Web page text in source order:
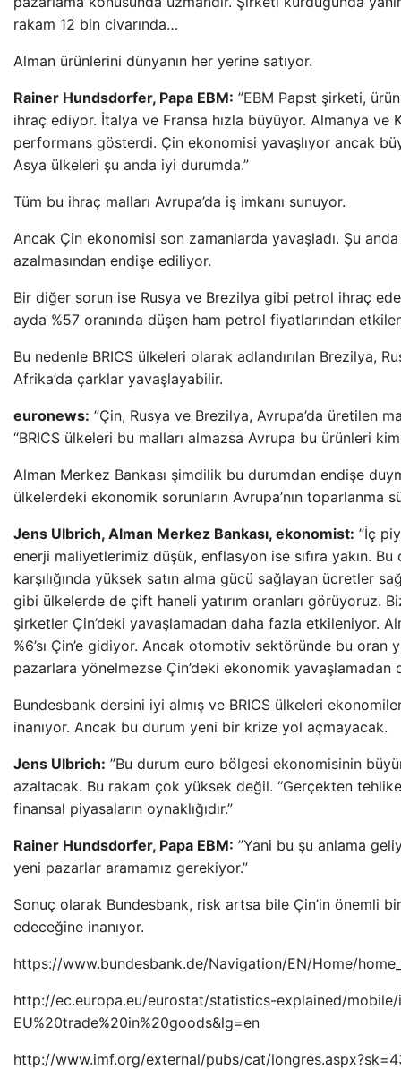
rakam 12 bin civarında…
Alman ürünlerini dünyanın her yerine satıyor.
Rainer Hundsdorfer, Papa EBM: ”EBM Papst şirketi,
ihraç ediyor. İtalya ve Fransa hızla büyüyor. Almanya ve
performans gösterdi. Çin ekonomisi yavaşlıyor ancak
Asya ülkeleri şu anda iyi durumda.”
Tüm bu ihraç malları Avrupa’da iş imkanı sunuyor.
Ancak Çin ekonomisi son zamanlarda yavaşladı. Şu
azalmasından endişe ediliyor.
Bir diğer sorun ise Rusya ve Brezilya gibi petrol ihraç
ayda %57 oranında düşen ham petrol fiyatlarından
Bu nedenle BRICS ülkeleri olarak adlandırılan Brezilya,
Afrika’da çarklar yavaşlayabilir.
euronews: ”Çin, Rusya ve Brezilya, Avrupa’da üretilen
“BRICS ülkeleri bu malları almazsa Avrupa bu ürünleri
Alman Merkez Bankası şimdilik bu durumdan endişe
ülkelerdeki ekonomik sorunların Avrupa’nın toparlanma
Jens Ulbrich, Alman Merkez Bankası, ekonomist: ”İç
enerji maliyetlerimiz düşük, enflasyon ise sıfıra yakın.
karşılığında yüksek satın alma gücü sağlayan ücretler
gibi ülkelerde de çift haneli yatırım oranları görüyoruz.
şirketler Çin’deki yavaşlamadan daha fazla etkileniyor.
%6’sı Çin’e gidiyor. Ancak otomotiv sektöründe bu oran
pazarlara yönelmezse Çin’deki ekonomik yavaşlamadan
Bundesbank dersini iyi almış ve BRICS ülkeleri
inanıyor. Ancak bu durum yeni bir krize yol açmayacak.
Jens Ulbrich: ”Bu durum euro bölgesi ekonomisinin
azaltacak. Bu rakam çok yüksek değil. “Gerçekten
finansal piyasaların oynaklığıdır.”
Rainer Hundsdorfer, Papa EBM: ”Yani bu şu anlama
yeni pazarlar aramamız gerekiyor.”
Sonuç olarak Bundesbank, risk artsa bile Çin’in önemli
edeceğine inanıyor.
https://www.bundesbank.de/Navigation/EN/Home/
http://ec.europa.eu/eurostat/statistics-explained/
EU%20trade%20in%20goods&lg=en
http://www.imf.org/external/pubs/cat/